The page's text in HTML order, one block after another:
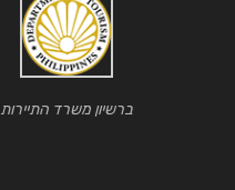
ברשיון משרד התיירות